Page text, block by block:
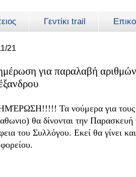
Γεντίκι trail
21
για παραλαβή
Τα νούμερα για τους
θα δίνονται την
του Συλλόγου. Εκεί θα γίνει